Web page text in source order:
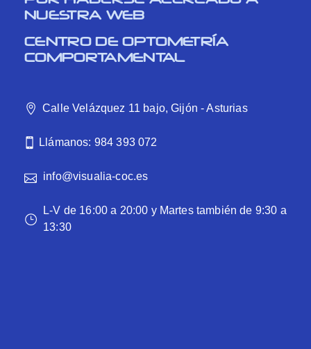
NUESTRA WEB
CENTRO DE OPTOMETRÍA
COMPORTAMENTAL
Calle Velázquez 11 bajo, Gijón - Asturias
Llámanos: 984 393 072
info@visualia-coc.es
L-V de 16:00 a 20:00 y Martes también de 9:30 a
13:30